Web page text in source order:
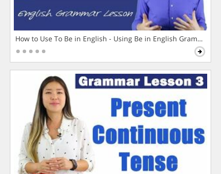
How to Use To Be in English - Using Be in English Grammar